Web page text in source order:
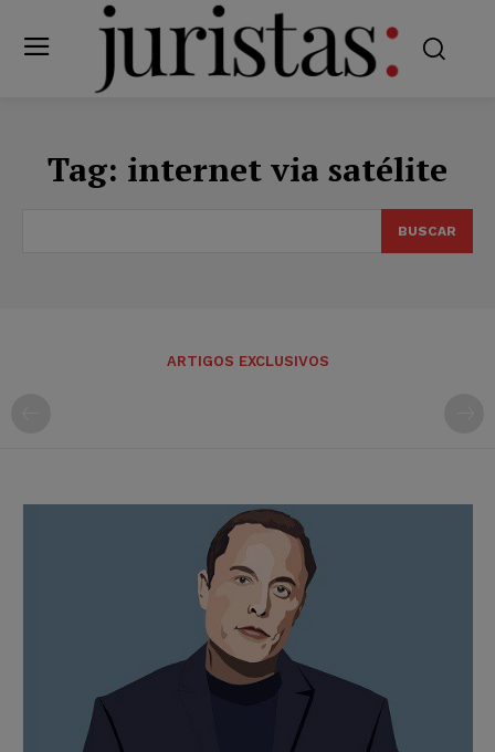
Tag: internet via satélite
BUSCAR
ARTIGOS EXCLUSIVOS